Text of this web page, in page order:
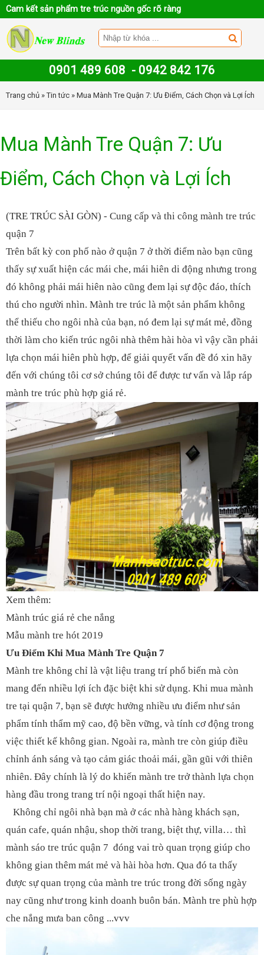
Cam kết sản phẩm tre trúc nguồn gốc rõ ràng
0901 489 608 - 0942 842 176
Trang chủ »Tin tức » Mua Mành Tre Quận 7: Ưu Điểm, Cách Chọn và Lợi Ích
Mua Mành Tre Quận 7: Ưu
Điểm, Cách Chọn và Lợi Ích
(TRE TRÚC SÀI GÒN) - Cung cấp và thi công mành tre trúc
quận 7
Trên bất kỳ con phố nào ở quận 7 ở thời điểm nào bạn cũng
thấy sự xuất hiện các mái che, mái hiên di động nhưng trong
đó không phải mái hiên nào cũng đem lại sự độc đáo, thích
thú cho người nhìn. Mành tre trúc là một sản phẩm không
thể thiếu cho ngôi nhà của bạn, nó đem lại sự mát mẻ, đồng
thời làm cho kiến trúc ngôi nhà thêm hài hòa vì vậy cần phải
lựa chọn mái hiên phù hợp, để giải quyết vấn đề đó xin hãy
đến với chúng tôi cơ sở chúng tôi để được tư vấn và lắp ráp
mành tre trúc phù hợp giá rẻ.
Xem thêm:
Mành trúc giá rẻ che nắng
Mẫu mành tre hót 2019
Ưu Điểm Khi Mua Mành Tre Quận 7
Mành tre không chỉ là vật liệu trang trí phổ biến mà còn
mang đến nhiều lợi ích đặc biệt khi sử dụng. Khi mua mành
tre tại quận 7, bạn sẽ được hưởng nhiều ưu điểm như sản
phẩm tính thẩm mỹ cao, độ bền vững, và tính cơ động trong
việc thiết kế không gian. Ngoài ra, mành tre còn giúp điều
chỉnh ánh sáng và tạo cảm giác thoải mái, gần gũi với thiên
nhiên. Đây chính là lý do khiến mành tre trở thành lựa chọn
hàng đầu trong trang trí nội ngoại thất hiện nay.
Không chỉ ngôi nhà bạn mà ở các nhà hàng khách sạn,
quán cafe, quán nhậu, shop thời trang, biệt thự, villa… thì
mành sáo tre trúc quận 7 đóng vai trò quan trọng giúp cho
không gian thêm mát mẻ và hài hòa hơn. Qua đó ta thấy
được sự quan trọng của mành tre trúc trong đời sống ngày
nay cũng như trong kinh doanh buôn bán. Mành tre phù hợp
che nắng mưa ban công ...vvv